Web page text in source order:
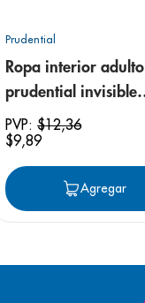
Agregar
Prudential
Ropa interior adulto
prudential invisible
small/medium 18
unidades
PVP:$12,36
$9,89
Agregar